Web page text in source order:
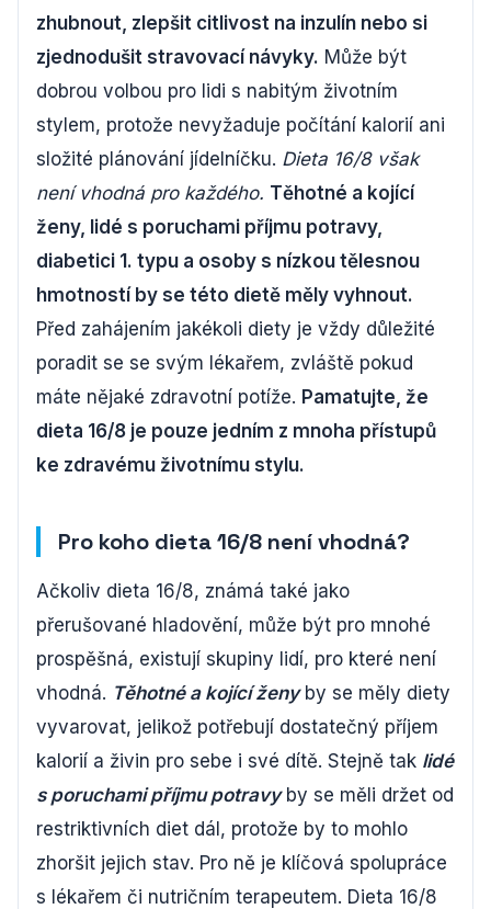
zhubnout, zlepšit citlivost na inzulín nebo si
zjednodušit stravovací návyky. Může být
dobrou volbou pro lidi s nabitým životním
stylem, protože nevyžaduje počítání kalorií ani
složité plánování jídelníčku. Dieta 16/8 však
není vhodná pro každého. Těhotné a kojící
ženy, lidé s poruchami příjmu potravy,
diabetici 1. typu a osoby s nízkou tělesnou
hmotností by se této dietě měly vyhnout.
Před zahájením jakékoli diety je vždy důležité
poradit se se svým lékařem, zvláště pokud
máte nějaké zdravotní potíže. Pamatujte, že
dieta 16/8 je pouze jedním z mnoha přístupů
ke zdravému životnímu stylu.
Pro koho dieta 16/8 není vhodná?
Ačkoliv dieta 16/8, známá také jako
přerušované hladovění, může být pro mnohé
prospěšná, existují skupiny lidí, pro které není
vhodná. Těhotné a kojící ženyby se měly diety
vyvarovat, jelikož potřebují dostatečný příjem
kalorií a živin pro sebe i své dítě. Stejně tak lidé
s poruchami příjmu potravyby se měli držet od
restriktivních diet dál, protože by to mohlo
zhoršit jejich stav. Pro ně je klíčová spolupráce
s lékařem či nutričním terapeutem. Dieta 16/8